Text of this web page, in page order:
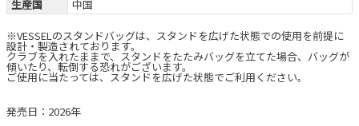
生産国
中国
※VESSELのスタンドバッグは、スタンドを広げた状態での使用を前提に
設計・製造されております。
クラブを入れたままで、スタンドをたたみバッグを立てた場合、バッグが
傾いたり、転倒する恐れがございます。
ご使用に当たっては、スタンドを広げた状態でご利用ください。
発売日：2026年